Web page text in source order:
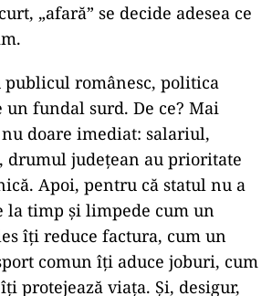
„afară” se decide adesea ce
publicul românesc, politica
un fundal surd. De ce? Mai
doare imediat: salariul,
drumul județean au prioritate
Apoi, pentru că statul nu a
la timp și limpede cum un
îți reduce factura, cum un
comun îți aduce joburi, cum
protejează viața. Și, desigur,